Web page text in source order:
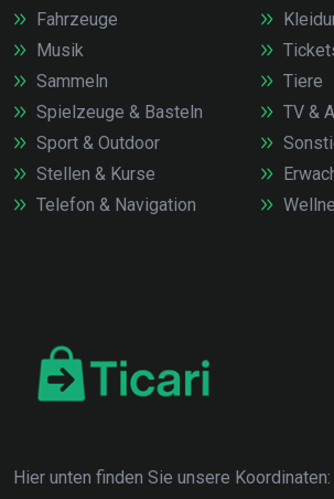
Fahrzeuge
Musik
Sammeln
Spielzeuge & Basteln
Sport & Outdoor
Stellen & Kurse
Telefon & Navigation
Tiere
TV &
Hier unten finden Sie unsere Koordinaten: